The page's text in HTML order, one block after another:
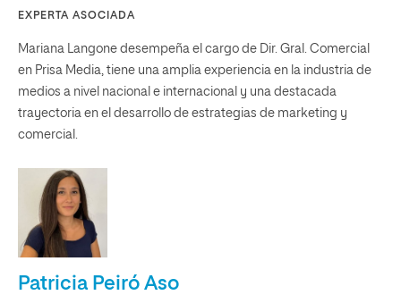
EXPERTA ASOCIADA
Mariana Langone desempeña el cargo de Dir. Gral. Comercial
en Prisa Media, tiene una amplia experiencia en la industria de
medios a nivel nacional e internacional y una destacada
trayectoria en el desarrollo de estrategias de marketing y
comercial.
Patricia Peiró Aso